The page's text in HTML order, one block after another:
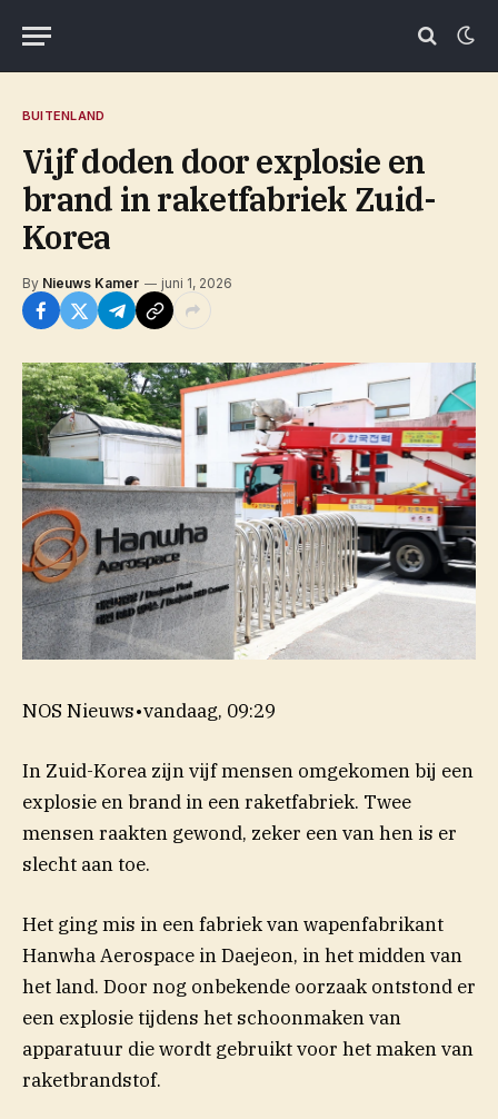
BUITENLAND
Vijf doden door explosie en
brand in raketfabriek Zuid-
Korea
By Nieuws Kamer juni 1, 2026
NOS Nieuws•vandaag, 09:29
In Zuid-Korea zijn vijf mensen omgekomen bij een
explosie en brand in een raketfabriek. Twee
mensen raakten gewond, zeker een van hen is er
slecht aan toe.
Het ging mis in een fabriek van wapenfabrikant
Hanwha Aerospace in Daejeon, in het midden van
het land. Door nog onbekende oorzaak ontstond er
een explosie tijdens het schoonmaken van
apparatuur die wordt gebruikt voor het maken van
raketbrandstof.